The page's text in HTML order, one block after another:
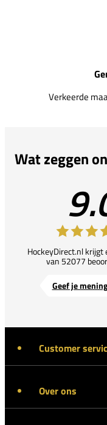
Verkeerde
Wat zeggen
HockeyDirect.nl krijgt
van 52077
Geef je mening
Customer
Over ons